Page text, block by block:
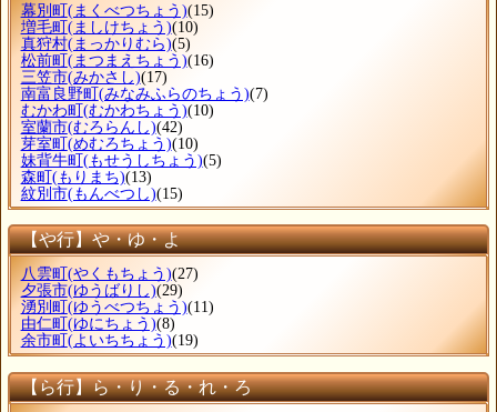
幕別町(まくべつちょう)(15)
増毛町(ましけちょう)(10)
真狩村(まっかりむら)(5)
松前町(まつまえちょう)(16)
三笠市(みかさし)(17)
南富良野町(みなみふらのちょう)(7)
むかわ町(むかわちょう)(10)
室蘭市(むろらんし)(42)
芽室町(めむろちょう)(10)
妹背牛町(もせうしちょう)(5)
森町(もりまち)(13)
紋別市(もんべつし)(15)
【や行】や・ゆ・よ
八雲町 (やくもちょう)(27)
夕張市(ゆうばりし)(29)
湧別町 (ゆうべつちょう)(11)
由仁町 (ゆにちょう)(8)
余市町 (よいちちょう)(19)
【ら行】ら・り・る・れ・ろ